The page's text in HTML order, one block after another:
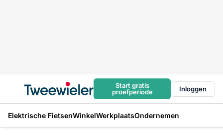
Start gratis
proefperiode
Inloggen
Elektrische FietsenWinkelWerkplaatsOndernemen